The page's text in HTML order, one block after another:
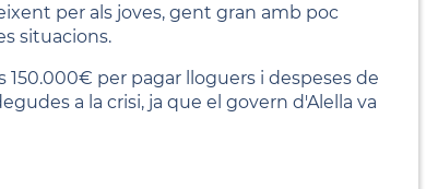
per als joves, gent gran amb poc
situacions.
per pagar lloguers i despeses de
a la crisi, ja que el govern d'Alella va